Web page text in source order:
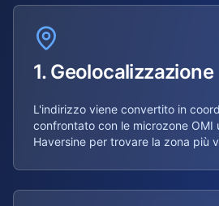
1. Geolocalizzazione
L'indirizzo viene convertito in
confrontato con le microzone OMI
Haversine per trovare la zona più